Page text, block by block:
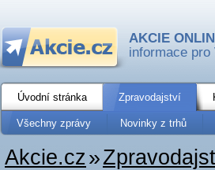
AKCIE
informace
Úvodní stránka Zpravodajství
Všechny zprávy Novinky z trhů
Akcie.cz»